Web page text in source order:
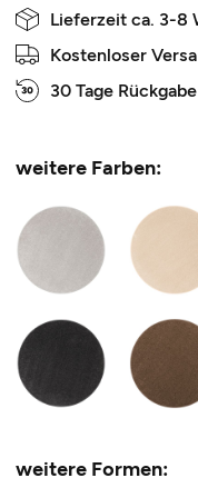
Lieferzeit ca. 3-8
Kostenloser
30 Tage
weitere Farben:
weitere Formen: